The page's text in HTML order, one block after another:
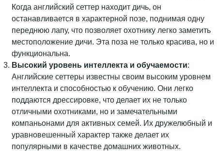
Когда английский сеттер находит дичь, он
останавливается в характерной позе, поднимая одну
переднюю лапу, что позволяет охотнику легко заметить
местоположение дичи. Эта поза не только красива, но и
функциональна.
Высокий уровень интеллекта и обучаемости:
Английские сеттеры известны своим высоким уровнем
интеллекта и способностью к обучению. Они легко
поддаются дрессировке, что делает их не только
отличными охотниками, но и замечательными
компаньонами для активных семей. Их дружелюбный и
уравновешенный характер также делает их
популярными в качестве домашних животных.